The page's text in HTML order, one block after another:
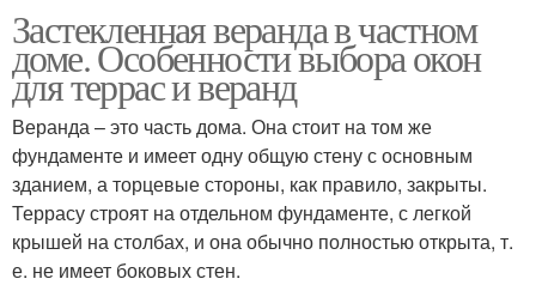
Застекленная веранда в частном
доме. Особенности выбора окон
для террас и веранд
Веранда – это часть дома. Она стоит на том же
фундаменте и имеет одну общую стену с основным
зданием, а торцевые стороны, как правило, закрыты.
Террасу строят на отдельном фундаменте, с легкой
крышей на столбах, и она обычно полностью открыта, т.
е. не имеет боковых стен.